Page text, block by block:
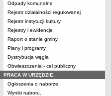
Odpady komunalne
Rejestr działalności regulowanej
Rejestr instytucji kultury
Rejestry i ewidencje
Raport o stanie gminy
Plany i programy
Dystrybucja węgla
Obwieszczenia - cel publiczny
PRACA W URZĘDZIE.
Ogłoszenia o naborze.
Wyniki naboru.